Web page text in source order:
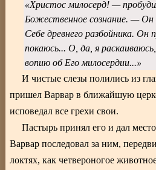
«Христос милосерд! —
Божественное сознание. — Он
Себе древнего разбойника. Он
покаюсь... О, да, я
вопию об Его милосердии...»
И чистые слезы полились из
пришел Варвар в ближайшую
исповедал все грехи свои.
Пастырь принял его и дал
Варвар последовал за ним,
локтях, как четвероногое